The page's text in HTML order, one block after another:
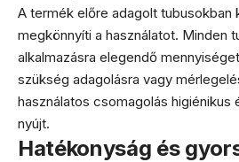
A termék előre adagolt tubusokban
megkönnyíti a használatot. Minden
alkalmazásra elegendő
szükség adagolásra vagy
használatos csomagolás higiénikus
nyújt.
Hatékonyság és